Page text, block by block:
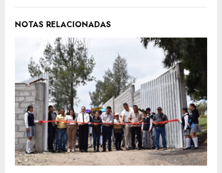
NOTAS RELACIONADAS